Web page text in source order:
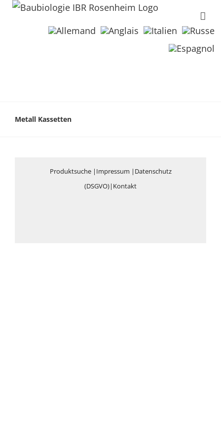
Metall Kassetten
Produktsuche| Impressum | Datenschutz
(DSGVO)| Kontakt